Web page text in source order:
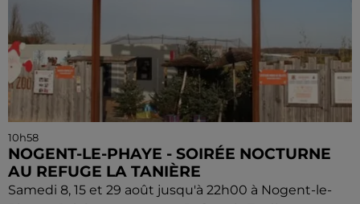
10h58
NOGENT-LE-PHAYE - SOIRÉE NOCTURNE
AU REFUGE LA TANIÈRE
Samedi 8, 15 et 29 août jusqu'à 22h00 à Nogent-le-